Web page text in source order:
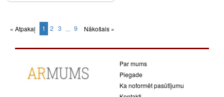
« Atpakaļ 1 (current)
2 3 ... 9 Nākošais »
Par mums
Piegade
Ka noformēt pasūtījumu